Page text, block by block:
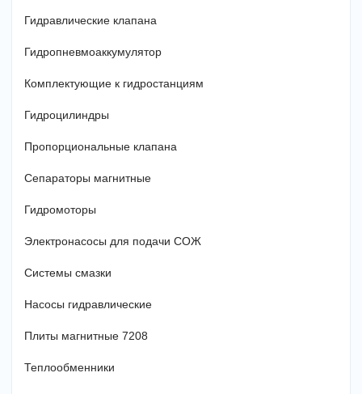
Гидравлические клапана
Гидропневмоаккумулятор
Комплектующие к гидростанциям
Гидроцилиндры
Пропорциональные клапана
Сепараторы магнитные
Гидромоторы
Электронасосы для подачи СОЖ
Системы смазки
Насосы гидравлические
Плиты магнитные 7208
Теплообменники